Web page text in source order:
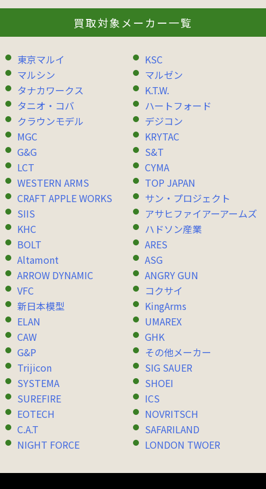
買取対象メーカー一覧
東京マルイ
KSC
マルシン
マルゼン
タナカワークス
K.T.W.
タニオ・コバ
ハートフォード
クラウンモデル
デジコン
MGC
KRYTAC
G&G
S&T
LCT
CYMA
WESTERN ARMS
TOP JAPAN
CRAFT APPLE WORKS
サン・プロジェクト
SIIS
アサヒファイアーアームズ
KHC
ハドソン産業
BOLT
ARES
Altamont
ASG
ARROW DYNAMIC
ANGRY GUN
VFC
コクサイ
新日本模型
KingArms
ELAN
UMAREX
CAW
GHK
G&P
その他メーカー
Trijicon
SIG SAUER
SYSTEMA
SHOEI
SUREFIRE
ICS
EOTECH
NOVRITSCH
C.A.T
SAFARILAND
NIGHT FORCE
LONDON TWOER